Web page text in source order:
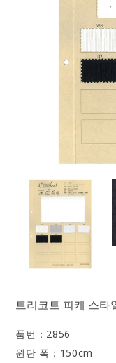
트리코트 피케 스타
품번： 2856
원단 폭： 150cm